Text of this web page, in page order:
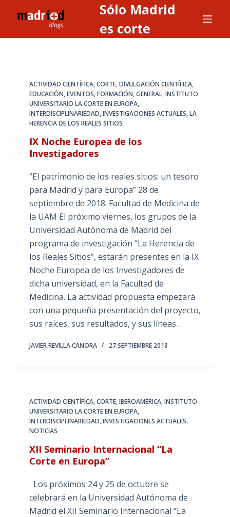
l
Sólo Madrid
es corte
ACTIVIDAD CIENTÍFICA,CORTE,DIVULGACIÓN CIENTÍFICA,
EDUCACIÓN,EVENTOS,FORMACIÓN,GENERAL,INSTITUTO
UNIVERSITARIO LA CORTE EN EUROPA,
INTERDISCIPLINARIEDAD,INVESTIGACIONES ACTUALES,LA
HERENCIA DE LOS REALES SITIOS
IX Noche Europea de los
Investigadores
“El patrimonio de los reales sitios: un tesoro
para Madrid y para Europa” 28 de
septiembre de 2018. Facultad de Medicina de
la UAM El próximo viernes, los grupos de la
Universidad Autónoma de Madrid del
programa de investigación “La Herencia de
los Reales Sitios”, estarán presentes en la IX
Noche Europea de los Investigadores de
dicha universidad, en la Facultad de
Medicina. La actividad propuesta empezará
con una pequeña presentación del proyecto,
sus raíces, sus resultados, y sus líneas…
JAVIER REVILLA CANORA 27 SEPTIEMBRE 2018
ACTIVIDAD CIENTÍFICA,CORTE,IBEROAMÉRICA,INSTITUTO
UNIVERSITARIO LA CORTE EN EUROPA,
INTERDISCIPLINARIEDAD,INVESTIGACIONES ACTUALES,
NOTICIAS
XII Seminario Internacional “La
Corte en Europa”
Los próximos 24 y 25 de octubre se
celebrará en la Universidad Autónoma de
Madrid el XII Seminario Internacional “La